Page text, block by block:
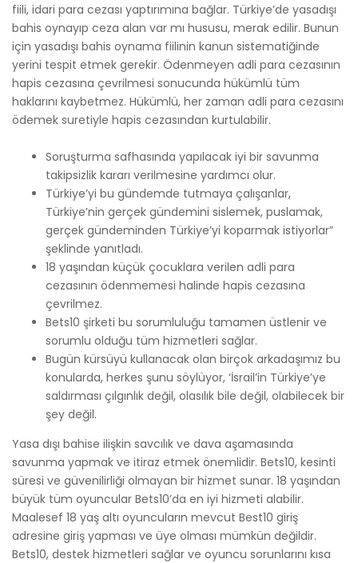
fiili, idari para cezası yaptırımına bağlar. Türkiye’de yasadışı
bahis oynayıp ceza alan var mı hususu, merak edilir. Bunun
için yasadışı bahis oynama fiilinin kanun sistematiğinde
yerini tespit etmek gerekir. Ödenmeyen adli para cezasının
hapis cezasına çevrilmesi sonucunda hükümlü tüm
haklarını kaybetmez. Hükümlü, her zaman adli para cezasını
ödemek suretiyle hapis cezasından kurtulabilir.
Soruşturma safhasında yapılacak iyi bir savunma
takipsizlik kararı verilmesine yardımcı olur.
Türkiye’yi bu gündemde tutmaya çalışanlar,
Türkiye’nin gerçek gündemini sislemek, puslamak,
gerçek gündeminden Türkiye’yi koparmak istiyorlar”
şeklinde yanıtladı.
18 yaşından küçük çocuklara verilen adli para
cezasının ödenmemesi halinde hapis cezasına
çevrilmez.
Bets10 şirketi bu sorumluluğu tamamen üstlenir ve
sorumlu olduğu tüm hizmetleri sağlar.
Bugün kürsüyü kullanacak olan birçok arkadaşımız bu
konularda, herkes şunu söylüyor, ‘İsrail’in Türkiye’ye
saldırması çılgınlık değil, olasılık bile değil, olabilecek bir
şey değil.
Yasa dışı bahise ilişkin savcılık ve dava aşamasında
savunma yapmak ve itiraz etmek önemlidir. Bets10, kesinti
süresi ve güvenilirliği olmayan bir hizmet sunar. 18 yaşından
büyük tüm oyuncular Bets10’da en iyi hizmeti alabilir.
Maalesef 18 yaş altı oyuncuların mevcut Best10 giriş
adresine giriş yapması ve üye olması mümkün değildir.
Bets10, destek hizmetleri sağlar ve oyuncu sorunlarını kısa